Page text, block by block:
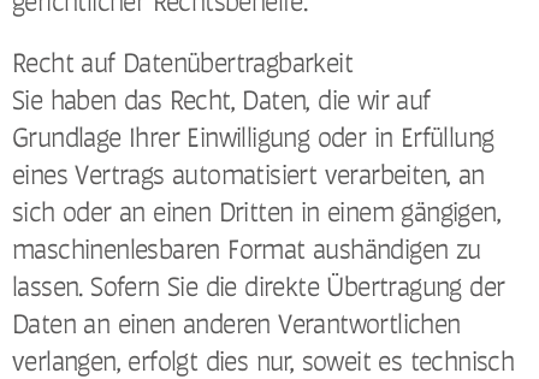
Recht auf Datenübertragbarkeit
Sie haben das Recht, Daten, die wir auf
Grundlage Ihrer Einwilligung oder in Erfüllung
eines Vertrags automatisiert verarbeiten, an
sich oder an einen Dritten in einem gängigen,
maschinenlesbaren Format aushändigen zu
lassen. Sofern Sie die direkte Übertragung der
Daten an einen anderen Verantwortlichen
verlangen, erfolgt dies nur, soweit es technisch